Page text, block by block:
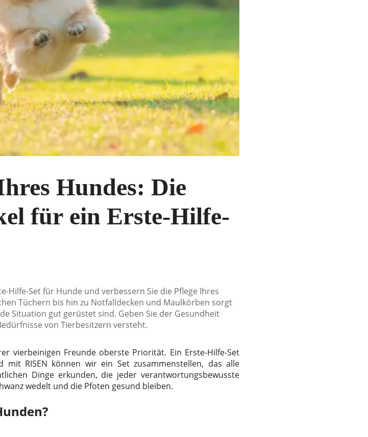
Hundes: Die
für ein Erste-Hilfe-
Hilfe-Set für Hunde und verbessern Sie die Pflege Ihres
Tüchern bis hin zu Notfalldecken und Maulkörben sorgt
Situation gut gerüstet sind. Geben Sie der Gesundheit
von Tierbesitzern versteht.
vierbeinigen Freunde oberste Priorität. Ein Erste-Hilfe-Set
RISEN können wir ein Set zusammenstellen, das alle
Dinge erkunden, die jeder verantwortungsbewusste
wedelt und die Pfoten gesund bleiben.